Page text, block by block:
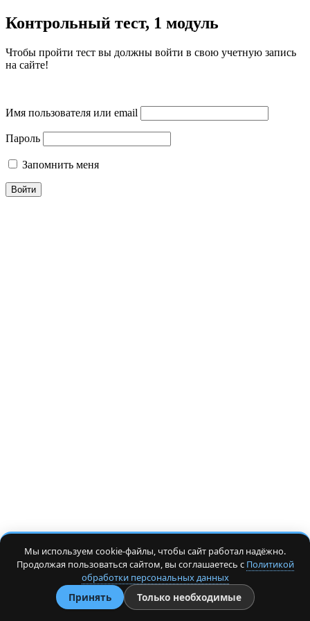
Мы используем cookie-файлы, чтобы сайт работал надёжно.
Продолжая пользоваться сайтом, вы соглашаетесь с Политикой
обработки персональных данных
Принять Только необходимые
Контрольный тест, 1 модуль
Чтобы пройти тест вы должны войти в свою учетную запись
на сайте!
Имя пользователя или email
Пароль
Запомнить меня